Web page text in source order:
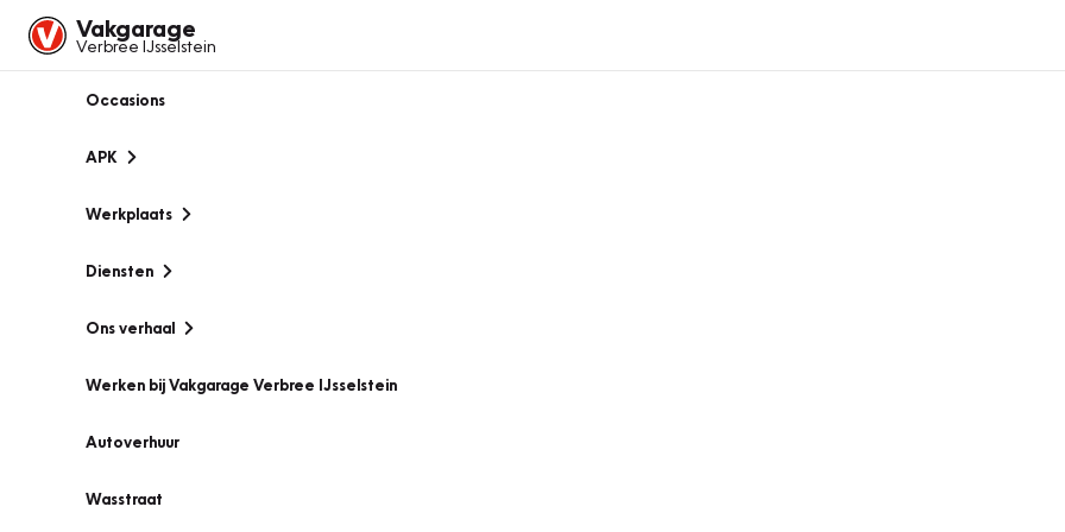
Vakgarage
Verbree IJsselstein
Occasions
APK
Werkplaats
Diensten
Ons verhaal
Werken bij Vakgarage Verbree IJsselstein
Autoverhuur
Wasstraat